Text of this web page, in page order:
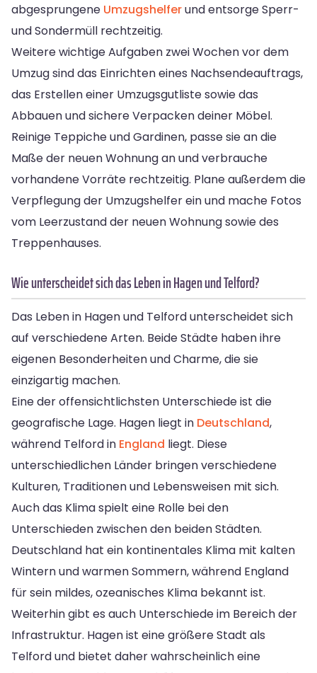
abgesprungene Umzugshelferund entsorge Sperr-
und Sondermüll rechtzeitig.
Weitere wichtige Aufgaben zwei Wochen vor dem
Umzug sind das Einrichten eines Nachsendeauftrags,
das Erstellen einer Umzugsgutliste sowie das
Abbauen und sichere Verpacken deiner Möbel.
Reinige Teppiche und Gardinen, passe sie an die
Maße der neuen Wohnung an und verbrauche
vorhandene Vorräte rechtzeitig. Plane außerdem die
Verpflegung der Umzugshelfer ein und mache Fotos
vom Leerzustand der neuen Wohnung sowie des
Treppenhauses.
Wie unterscheidet sich das Leben in Hagen und Telford?
Das Leben in Hagen und Telford unterscheidet sich
auf verschiedene Arten. Beide Städte haben ihre
eigenen Besonderheiten und Charme, die sie
einzigartig machen.
Eine der offensichtlichsten Unterschiede ist die
geografische Lage. Hagen liegt in Deutschland,
während Telford in England liegt. Diese
unterschiedlichen Länder bringen verschiedene
Kulturen, Traditionen und Lebensweisen mit sich.
Auch das Klima spielt eine Rolle bei den
Unterschieden zwischen den beiden Städten.
Deutschland hat ein kontinentales Klima mit kalten
Wintern und warmen Sommern, während England
für sein mildes, ozeanisches Klima bekannt ist.
Weiterhin gibt es auch Unterschiede im Bereich der
Infrastruktur. Hagen ist eine größere Stadt als
Telford und bietet daher wahrscheinlich eine